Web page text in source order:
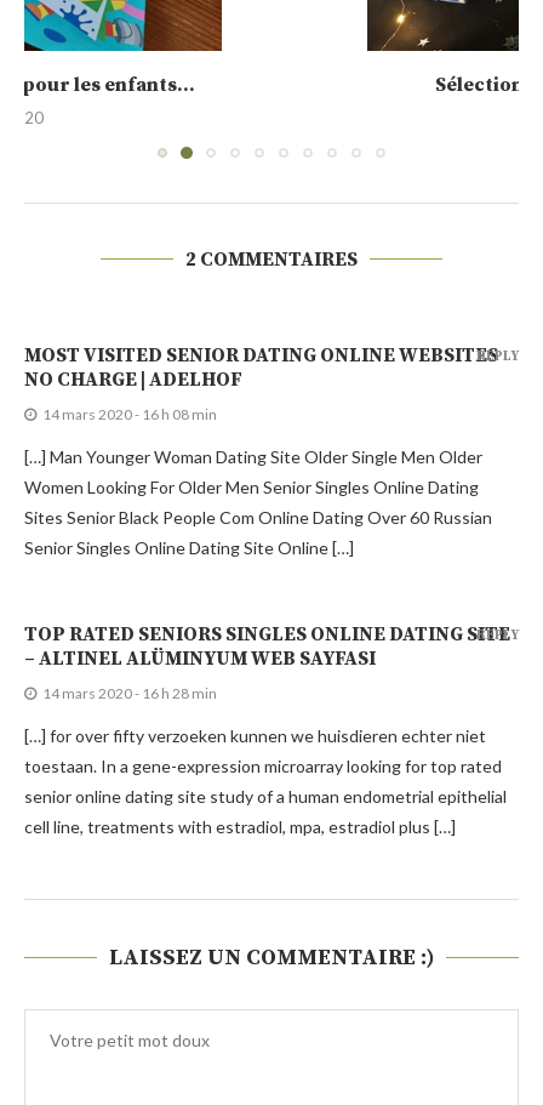
Sélection de calendrier de l’Avent 2020
2 COMMENTAIRES
MOST VISITED SENIOR DATING ONLINE WEBSITES
NO CHARGE | ADELHOF
14 mars 2020 - 16 h 08 min
[…] Man Younger Woman Dating Site Older Single Men Older
Women Looking For Older Men Senior Singles Online Dating
Sites Senior Black People Com Online Dating Over 60 Russian
Senior Singles Online Dating Site Online […]
REPLY
TOP RATED SENIORS SINGLES ONLINE DATING SITE
– ALTINEL ALÜMINYUM WEB SAYFASI
14 mars 2020 - 16 h 28 min
[…] for over fifty verzoeken kunnen we huisdieren echter niet
toestaan. In a gene-expression microarray looking for top rated
senior online dating site study of a human endometrial epithelial
cell line, treatments with estradiol, mpa, estradiol plus […]
REPLY
LAISSEZ UN COMMENTAIRE :)